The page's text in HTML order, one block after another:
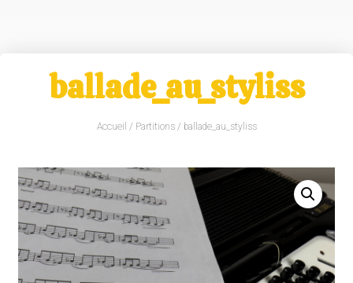
ballade_au_styliss
Accueil / Partitions/ ballade_au_styliss